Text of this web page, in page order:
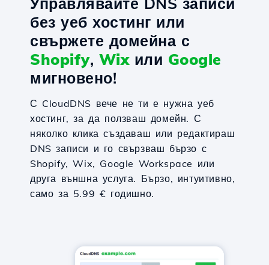
без уеб хостинг или
свържете домейна с
Shopify, Wixили Google
мигновено!
С CloudDNS вече не ти е нужна уеб
хостинг, за да ползваш домейн. С
няколко клика създаваш или редактираш
DNS записи и го свързваш бързо с
Shopify, Wix, Google Workspace или
друга външна услуга. Бързо, интуитивно,
само за 5.99 € годишно.